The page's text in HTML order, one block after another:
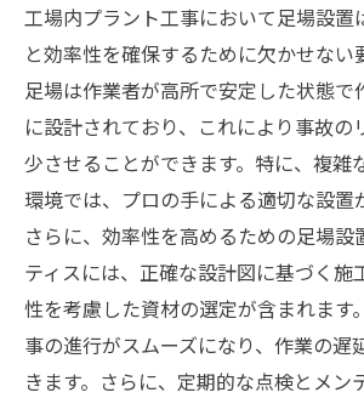
工場内プラント工事において足場設置
と効率性を確保するために欠かせない
足場は作業者が高所で安定した状態で
に設計されており、これにより事故の
少させることができます。特に、複雑
環境では、プロの手による適切な設置
さらに、効率性を高めるための足場設
ティスには、正確な設計図に基づく施
性を考慮した資材の選定が含まれます
事の進行がスムーズになり、作業の遅
きます。さらに、定期的な点検とメン